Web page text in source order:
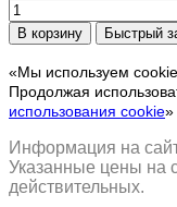
В корзину Быстрый
«Мы используем
Продолжая
использования cookie»
Информация на
Указанные цены на
действительных.